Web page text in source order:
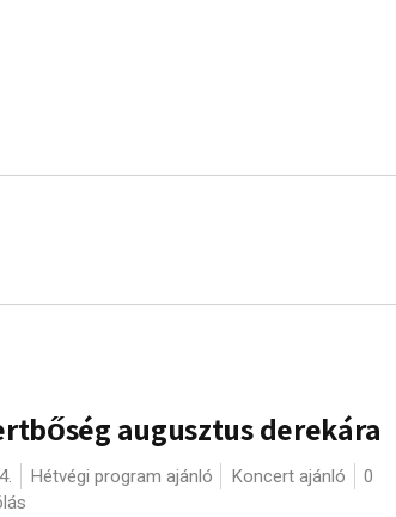
augusztus derekára
Hétvégi program ajánló Koncert ajánló
0